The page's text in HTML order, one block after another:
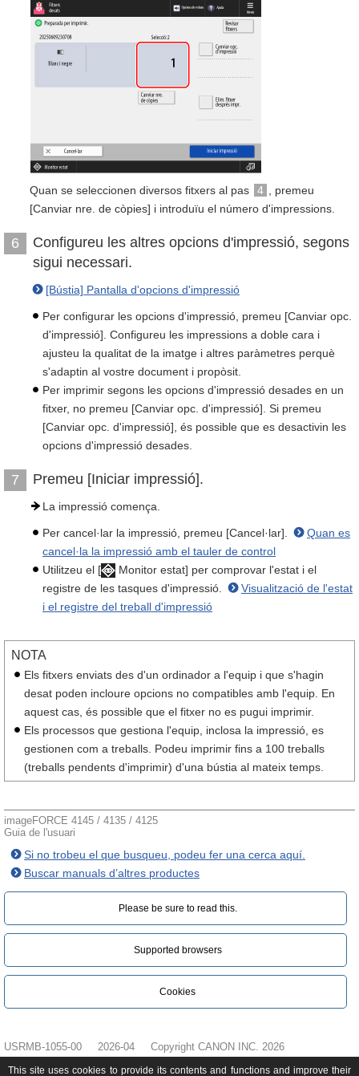
Quan se seleccionen diversos fitxers al pas 4
, premeu
[Canviar nre. de còpies] i introduïu el número d'impressions.
6
Configureu les altres opcions d'impressió, segons
sigui necessari.
[Bústia] Pantalla d'opcions d'impressió
Per configurar les opcions d'impressió, premeu [Canviar opc.
d'impressió]. Configureu les impressions a doble cara i
ajusteu la qualitat de la imatge i altres paràmetres perquè
s'adaptin al vostre document i propòsit.
Per imprimir segons les opcions d'impressió desades en un
fitxer, no premeu [Canviar opc. d'impressió]. Si premeu
[Canviar opc. d'impressió], és possible que es desactivin les
opcions d'impressió desades.
7 Premeu [Iniciar impressió].
La impressió comença.
Per cancel·lar la impressió, premeu [Cancel·lar].
Quan es
cancel·la la impressió amb el tauler de control
Utilitzeu el [
Monitor estat] per comprovar l'estat i el
registre de les tasques d'impressió.
Visualització de l'estat
i el registre del treball d'impressió
NOTA
Els fitxers enviats des d'un ordinador a l'equip i que s'hagin
desat poden incloure opcions no compatibles amb l'equip. En
aquest cas, és possible que el fitxer no es pugui imprimir.
Els processos que gestiona l'equip, inclosa la impressió, es
gestionen com a treballs. Podeu imprimir fins a 100 treballs
(treballs pendents d'imprimir) d'una bústia al mateix temps.
imageFORCE 4145 / 4135 / 4125
Guia de l'usuari
Si no trobeu el que busqueu, podeu fer una cerca aquí.
Buscar manuals d’altres productes
Please be sure to read this.‎
Supported browsers
Cookies
USRMB-1055-00 2026-04 Copyright CANON INC. 2026
This site uses cookies to provide its contents and functions and improve their